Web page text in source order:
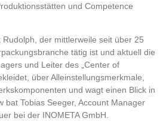
und Competence
der mittlerweile seit über 25
tätig ist und aktuell die
und Leiter des „Center of
über Alleinstellungsmerkmale,
und wagt einen Blick in
bat Tobias Seeger, Account Manager
bei der INOMETA GmbH.